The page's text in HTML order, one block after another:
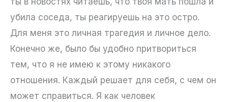
убила соседа, ты реагируешь на это остро.
Для меня это личная трагедия и личное дело.
Конечно же, было бы удобно притвориться
тем, что я не имею к этому никакого
отношения. Каждый решает для себя, с чем он
может справиться. Я как человек